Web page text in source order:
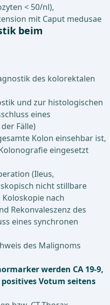
< 50/nl),
mit Caput medusae
beim
des kolorektalen
und zur histologischen
eines
Fälle)
Kolon einsehbar ist,
eingesetzt
(Ileus,
nicht stillbare
nach
Rekonvaleszenz des
eines synchronen
des Malignoms
werden CA 19-9,
Votum seitens